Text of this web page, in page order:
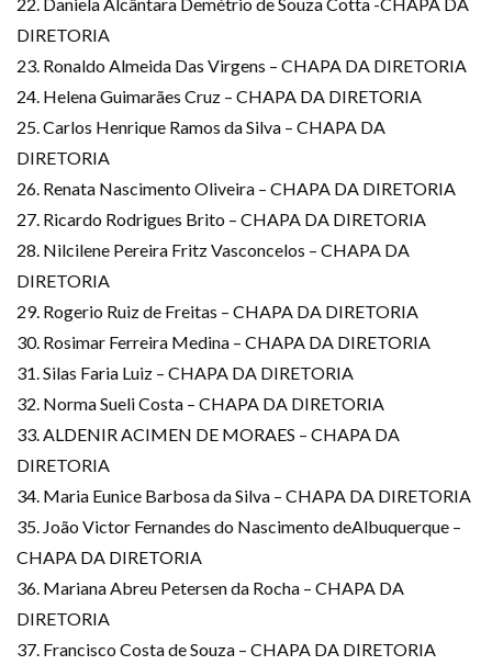
22. Daniela Alcântara Demétrio de Souza Cotta -CHAPA DA
DIRETORIA
23. Ronaldo Almeida Das Virgens – CHAPA DA DIRETORIA
24. Helena Guimarães Cruz – CHAPA DA DIRETORIA
25. Carlos Henrique Ramos da Silva – CHAPA DA
DIRETORIA
26. Renata Nascimento Oliveira – CHAPA DA DIRETORIA
27. Ricardo Rodrigues Brito – CHAPA DA DIRETORIA
28. Nilcilene Pereira Fritz Vasconcelos – CHAPA DA
DIRETORIA
29. Rogerio Ruiz de Freitas – CHAPA DA DIRETORIA
30. Rosimar Ferreira Medina – CHAPA DA DIRETORIA
31. Silas Faria Luiz – CHAPA DA DIRETORIA
32. Norma Sueli Costa – CHAPA DA DIRETORIA
33. ALDENIR ACIMEN DE MORAES – CHAPA DA
DIRETORIA
34. Maria Eunice Barbosa da Silva – CHAPA DA DIRETORIA
35. João Victor Fernandes do Nascimento deAlbuquerque –
CHAPA DA DIRETORIA
36. Mariana Abreu Petersen da Rocha – CHAPA DA
DIRETORIA
37. Francisco Costa de Souza – CHAPA DA DIRETORIA